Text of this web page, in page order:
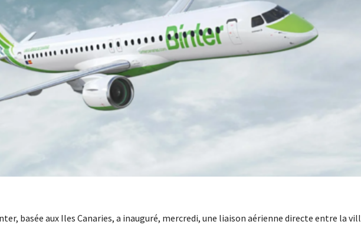
basée aux Iles Canaries, a inauguré, mercredi, une liaison aérienne directe entre la